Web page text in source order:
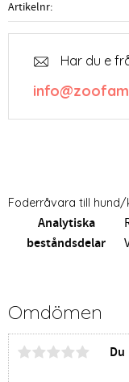
Artikelnr
Har du e
Foderråvara till hund/
Analytiska
beståndsdelar
Omdömen
Du